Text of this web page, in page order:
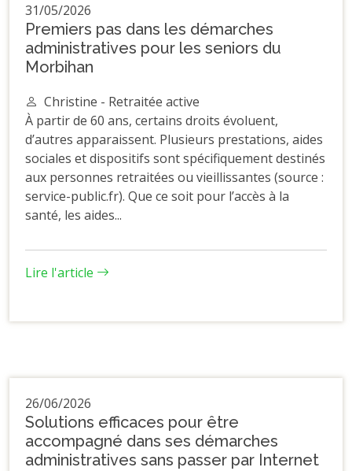
31/05/2026
Premiers pas dans les démarches
administratives pour les seniors du
Morbihan
Christine - Retraitée active
À partir de 60 ans, certains droits évoluent,
d’autres apparaissent. Plusieurs prestations, aides
sociales et dispositifs sont spécifiquement destinés
aux personnes retraitées ou vieillissantes (source :
service-public.fr). Que ce soit pour l’accès à la
santé, les aides...
Lire l'article
26/06/2026
Solutions efficaces pour être
accompagné dans ses démarches
administratives sans passer par Internet